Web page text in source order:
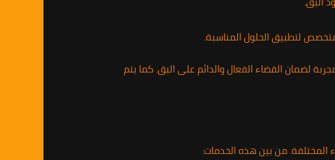
لتطبيق الحلول المناسبة.
لضمان القضاء الفعال والدائم على البق. كما يتم
المختلفة. من بين هذه الخدمات: